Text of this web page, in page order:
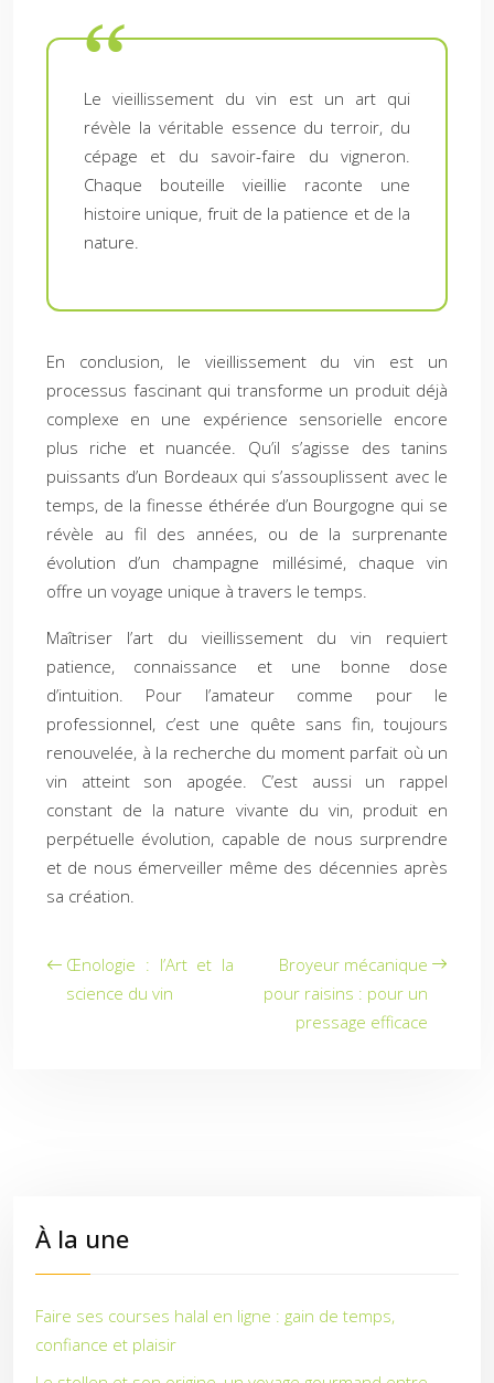
Le vieillissement du vin est un art qui
révèle la véritable essence du terroir, du
cépage et du savoir-faire du vigneron.
Chaque bouteille vieillie raconte une
histoire unique, fruit de la patience et de la
nature.
En conclusion, le vieillissement du vin est un
processus fascinant qui transforme un produit déjà
complexe en une expérience sensorielle encore
plus riche et nuancée. Qu’il s’agisse des tanins
puissants d’un Bordeaux qui s’assouplissent avec le
temps, de la finesse éthérée d’un Bourgogne qui se
révèle au fil des années, ou de la surprenante
évolution d’un champagne millésimé, chaque vin
offre un voyage unique à travers le temps.
Maîtriser l’art du vieillissement du vin requiert
patience, connaissance et une bonne dose
d’intuition. Pour l’amateur comme pour le
professionnel, c’est une quête sans fin, toujours
renouvelée, à la recherche du moment parfait où un
vin atteint son apogée. C’est aussi un rappel
constant de la nature vivante du vin, produit en
perpétuelle évolution, capable de nous surprendre
et de nous émerveiller même des décennies après
sa création.
Œnologie : l’Art et la
science du vin
Broyeur mécanique
pour raisins : pour un
pressage efficace
À la une
Faire ses courses halal en ligne : gain de temps,
confiance et plaisir